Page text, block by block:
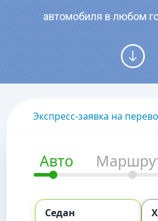
автомобиля в любом
Экспресс-заявка на
Авто
Седан